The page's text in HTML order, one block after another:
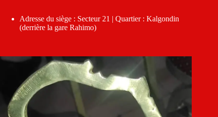
Adresse du siège : Secteur 21 | Quartier : Kalgondin
(derrière la gare Rahimo)